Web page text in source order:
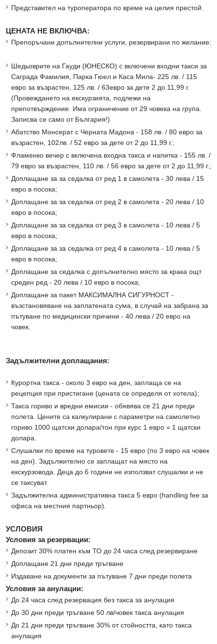
Представител на туроператора по време на целия престой.
ЦЕНАТА НЕ ВКЛЮЧВА:
Препоръчани допълнителни услуги, резервирани по желание:
Шедьоврите на Гауди (ЮНЕСКО) с включени входни такси за
Саграда Фамилия, Парка Гюел и Каса Мила- 225 лв. / 115
евро за възрастен, 125 лв. / 63евро за дете 2 до 11,99 г.
(Провеждането на екскурзията, подлежи на
препотвърждение. Има ограничение от 29 човека на група.
Записва се само от България!)
Абатство Монсерат с Черната Мадона - 158 лв. / 80 евро за
възрастен, 102лв. / 52 евро за дете от 2 до 11,99 г.;
Фламенко вечер с включена входна такса и напитка - 155 лв. /
79 евро за възрастен, 110 лв. / 56 евро за дете от 2 до 11,99 г.;
Доплащане за за седалка от ред 1 в самолета - 30 лева / 15
евро в посока;
Доплащане за за седалка от ред 2 в самолета - 20 лева / 10
евро в посока;
Доплащане за за седалка от ред 3 в самолета - 10 лева / 5
евро в посока;
Доплащане за за седалка от ред 4 в самолета - 10 лева / 5
евро в посока;
Доплащане за седалка с допълнително място за крака ощт
среден ред - 20 лева / 10 евро в посока;
Доплащане за пакет МАКСИМАЛНА СИГУРНОСТ -
възстановяване на заплатената сума, в случай на забрана за
пътуване по медицински причини - 40 лева / 20 евро на
човек.
Задължителни доплащания:
Курортна такса - около 3 евро на ден, заплаща се на
рецепция при пристигане (цената се определя от хотела);
Такса гориво и вредни емисии - обявява се 21 дни преди
полета. Цените са калкулирани с параметри на самолетно
гориво 1000 щатски долара/тон при курс 1 евро = 1 щатски
долара.
Слушалки по време на туровете - 15 евро (по 3 евро на човек
на ден). Задължително се заплащат на място на
екскурзовода. Деца до 6 години не използват слушалки и не
се таксуват.
Задължителна административна такса 5 евро (handling fee за
офиса на местния партньор).
УСЛОВИЯ
Условия за резервации:
Депозит 30% платен към ТО до 24 часа след резервиране
Доплащане 21 дни преди тръгване
Издаване на документи за пътуване 7 дни преди полета
Условия за анулации:
До 24 часа след резервация без такса за анулация
До 30 дни преди тръгване 50 лв/човек такса анулация
До 21 дни преди тръгване 30% от стойността, като такса
анулация